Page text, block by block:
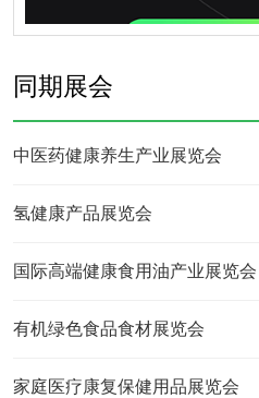
同期展会
中医药健康养生产业展览会
氢健康产品展览会
国际高端健康食用油产业展览会
有机绿色食品食材展览会
家庭医疗康复保健用品展览会